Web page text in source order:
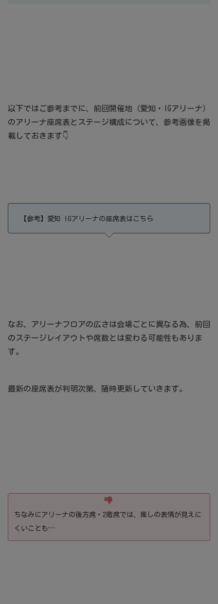
以下ではご参考までに、前回開催地（愛知・IGアリーナ）
のアリーナ座席表とステージ構成について、参考画像を掲
載しておきます👇
【参考】愛知 IGアリーナの座席表はこちら
なお、アリーナフロアの広さは会場ごとに異なる為、前回
のステージレイアウトや席数とは変わる可能性もありま
す。
最新の座席表が判明次第、随時更新していきます。
ちなみにアリーナの後方席・2階席では、推しの表情が見えに
くいことも…